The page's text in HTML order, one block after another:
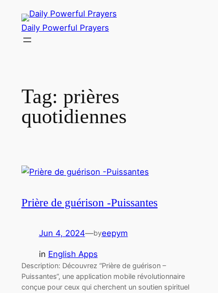
content
Daily Powerful Prayers
Tag: prières
quotidiennes
Prière de guérison -Puissantes
Jun 4, 2024—byeepym
in English Apps
Description: Découvrez “Prière de guérison –
Puissantes“, une application mobile révolutionnaire
conçue pour ceux qui cherchent un soutien spirituel